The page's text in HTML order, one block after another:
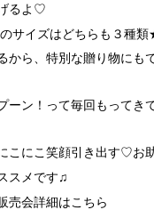
るよ♡
サイズはどちらも３種
から、特別な贈り物にも
ーン！って毎回もってき
こにこ笑顔引き出す♡お
スメです♫
売会詳細はこちら